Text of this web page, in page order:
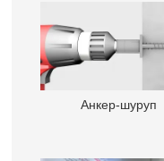
Анкер-шуруп